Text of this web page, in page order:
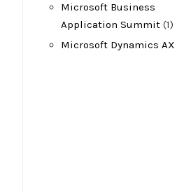
Microsoft Business
Application Summit (1)
Microsoft Dynamics AX